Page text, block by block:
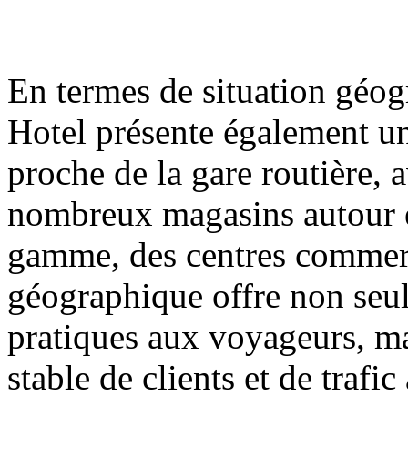
En termes de situation
Hotel présente également
proche de la gare routière,
nombreux magasins autour
gamme, des centres
géographique offre non
pratiques aux voyageurs,
stable de clients et de